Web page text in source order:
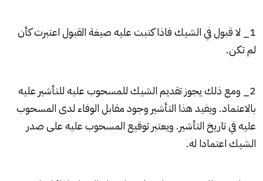
1_ لا قبول في الشيك فاذا كتبت عليه صيغة القبول اعتبرت كأن
لم تكن.
2_ ومع ذلك يجوز تقديم الشيك للمسحوب عليه للتأشير عليه
بالاعتماد. ويفيد هذا التأشير وجود مقابل الوفاء لدى المسحوب
عليه في تاريخ التأشير. ويعتبر توقيع المسحوب عليه على صدر
الشيك اعتمادا له.